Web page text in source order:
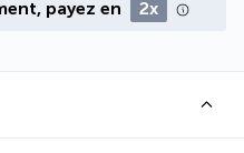
payez en 2x